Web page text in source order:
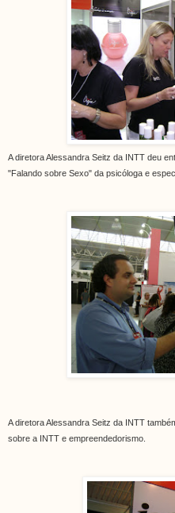
A diretora Alessandra Seitz da INTT deu
"Falando sobre Sexo" da psicóloga e
A diretora Alessandra Seitz da INTT
sobre a INTT e empreendedorismo.